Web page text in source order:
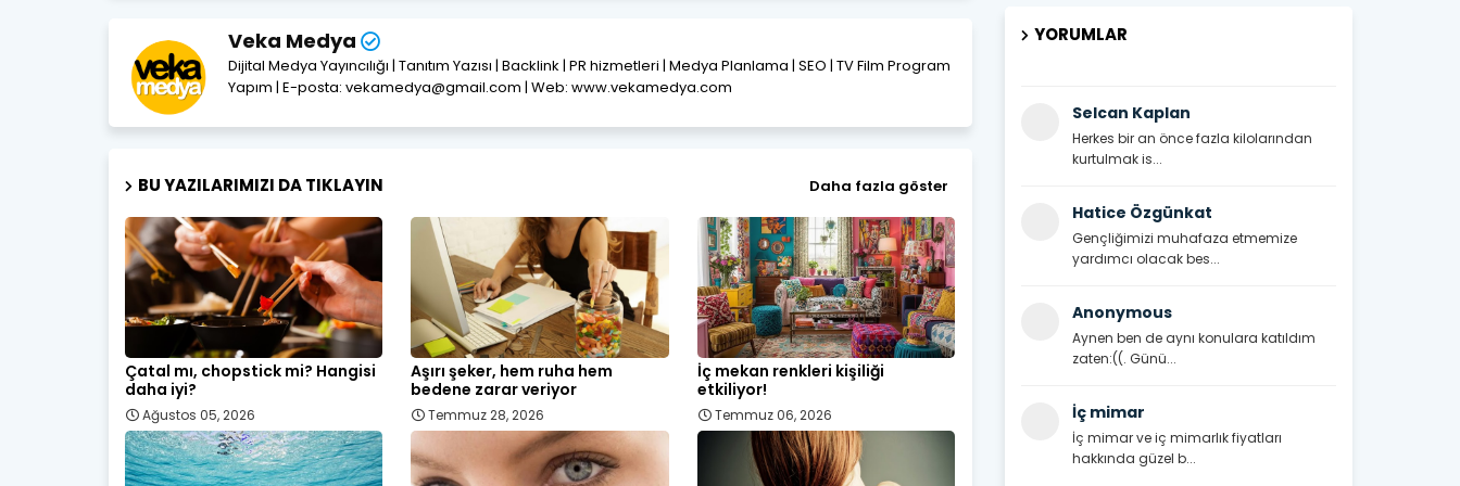
Veka Medya
Dijital Medya Yayıncılığı | Tanıtım Yazısı | Backlink | PR hizmetleri | Medya Planlama | SEO | TV Film Program
Yapım | E-posta: vekamedya@gmail.com | Web: www.vekamedya.com
BU YAZILARIMIZI DA TIKLAYIN Daha fazla göster
Çatal mı, chopstick mi? Hangisi
daha iyi?
Ağustos 05, 2026
Aşırı şeker, hem ruha hem
bedene zarar veriyor
Temmuz 28, 2026
İç mekan renkleri kişiliği
etkiliyor!
Temmuz 06, 2026
YORUMLAR
Selcan Kaplan
Herkes bir an önce fazla kilolarından
kurtulmak is...
Hatice Özgünkat
Gençliğimizi muhafaza etmemize
yardımcı olacak bes...
Anonymous
Aynen ben de aynı konulara katıldım
zaten:((. Günü...
İç mimar
İç mimar ve iç mimarlık fiyatları
hakkında güzel b...